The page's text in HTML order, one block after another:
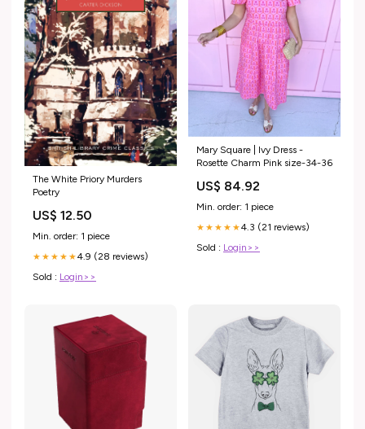
The White Priory Murders
Poetry
US$ 12.50
Min. order: 1 piece
★★★★★4.9 (28 reviews)
Sold : Login>>
Mary Square | Ivy Dress -
Rosette Charm Pink size-34-36
US$ 84.92
Min. order: 1 piece
★★★★★4.3 (21 reviews)
Sold : Login>>